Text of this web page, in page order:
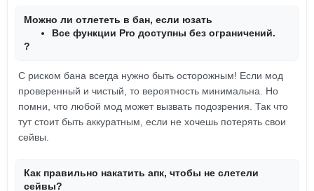
Можно ли отлететь в бан, если юзать
Все функции Pro доступны без ограничений.
?
С риском бана всегда нужно быть осторожным! Если мод
проверенный и чистый, то вероятность минимальна. Но
помни, что любой мод может вызвать подозрения. Так что
тут стоит быть аккуратным, если не хочешь потерять свои
сейвы.
Как правильно накатить апк, чтобы не слетели
сейвы?